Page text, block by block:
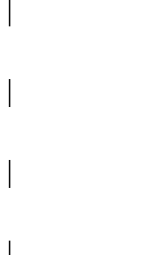
|
|
|